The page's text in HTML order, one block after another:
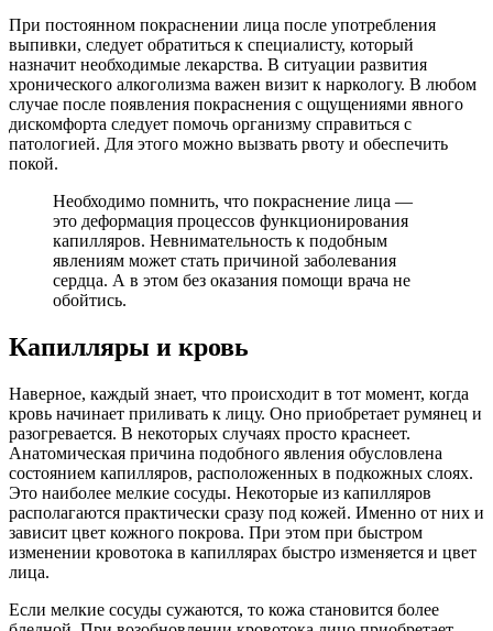
При постоянном покраснении лица после употребления
выпивки, следует обратиться к специалисту, который
назначит необходимые лекарства. В ситуации развития
хронического алкоголизма важен визит к наркологу. В любом
случае после появления покраснения с ощущениями явного
дискомфорта следует помочь организму справиться с
патологией. Для этого можно вызвать рвоту и обеспечить
покой.
Необходимо помнить, что покраснение лица —
это деформация процессов функционирования
капилляров. Невнимательность к подобным
явлениям может стать причиной заболевания
сердца. А в этом без оказания помощи врача не
обойтись.
Капилляры и кровь
Наверное, каждый знает, что происходит в тот момент, когда
кровь начинает приливать к лицу. Оно приобретает румянец и
разогревается. В некоторых случаях просто краснеет.
Анатомическая причина подобного явления обусловлена
состоянием капилляров, расположенных в подкожных слоях.
Это наиболее мелкие сосуды. Некоторые из капилляров
располагаются практически сразу под кожей. Именно от них и
зависит цвет кожного покрова. При этом при быстром
изменении кровотока в капиллярах быстро изменяется и цвет
лица.
Если мелкие сосуды сужаются, то кожа становится более